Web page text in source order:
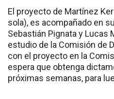
El proyecto de Martínez
sola), es acompañado en
Sebastián Pignata y Lucas
estudio de la Comisión de
con el proyecto en la
espera que obtenga
próximas semanas, para